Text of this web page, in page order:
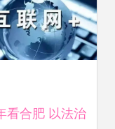
件著作权
看合肥 以法治